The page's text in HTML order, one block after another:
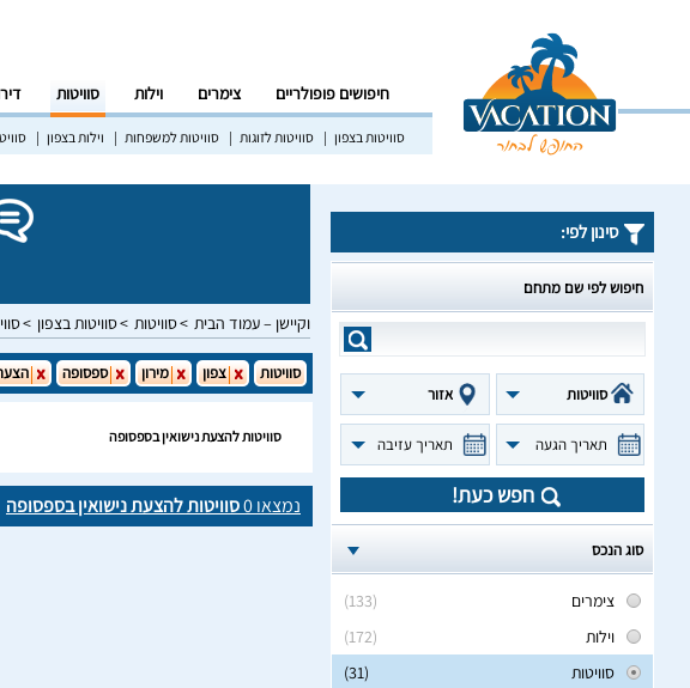
חיפושים פופולריים צימרים וילות סוויטות
סוויטות בצפון סוויטות לזוגות סוויטות למשפחות וילות בצפון
וקיישן – עמוד הבית סוויטות סוויטות בצפון
סינון לפי:
חיפוש לפי שם מתחם
סוויטות אזור
תאריך הגעה תאריך עזיבה
חפש כעת!
סוג הנכס
(133)
צימרים
(172)
וילות
(31)
סוויטות
סוויטות צפון מירון ספסופה
סוויטות להצעת נישואין בספסופה
נמצאו0סוויטות להצעת נישואין בספסופה